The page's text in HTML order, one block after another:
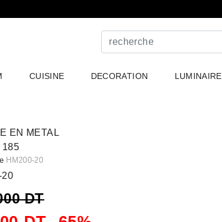
CUISINE DECORATION LUMINAIRE
EN METAL
185
HM200-20
20
DT